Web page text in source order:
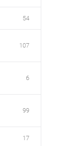
54
107
6
99
17